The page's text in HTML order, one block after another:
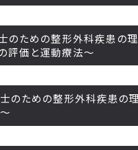
のための整形外科疾患の
評価と運動療法～
のための整形外科疾患の